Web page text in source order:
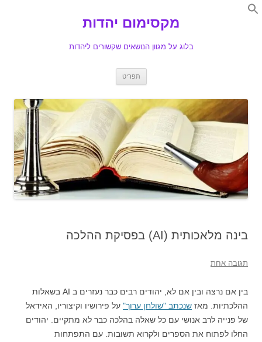
Search
מקסימום יהדות
בלוג על מגוון הנושאים שקשורים ליהדות
תפריט
בינה מלאכותית (AI) בפסיקת ההלכה
תגובה אחת
בין אם נרצה ובין אם לא, יהודים רבים כבר נעזרים ב AI בשאלות
ההלכתיות. מאז שנכתב "שולחן ערוך" על פירושיו וקיצוריו, האידאל
של פנייה לרב אנושי עם כל שאלה בהלכה כבר לא מתקיים. יהודים
החלו לפתוח את הספרים ולקרוא תשובות. עם התפתחות